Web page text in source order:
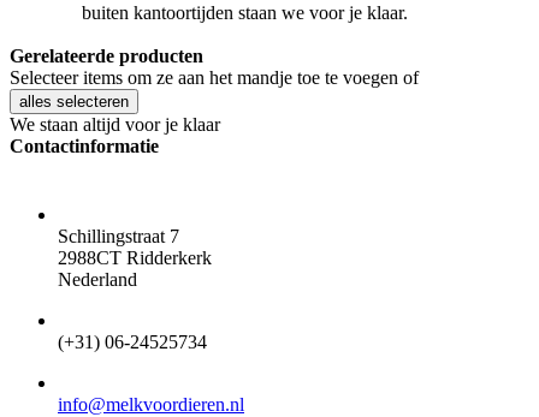
buiten kantoortijden staan we voor je klaar.
Gerelateerde producten
Selecteer items om ze aan het mandje toe te voegen of
alles selecteren
We staan altijd voor je klaar
Contactinformatie
Schillingstraat 7
2988CT Ridderkerk
Nederland
(+31) 06-24525734
info@melkvoordieren.nl